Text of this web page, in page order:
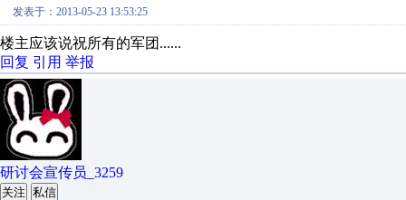
发表于：2013-05-23 13:53:25
楼主应该说祝所有的军团......
回复 引用 举报
研讨会宣传员_3259
关注 私信